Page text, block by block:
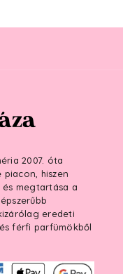
2007. óta
piacon, hiszen
megtartása a
eredeti
férfi parfümökből